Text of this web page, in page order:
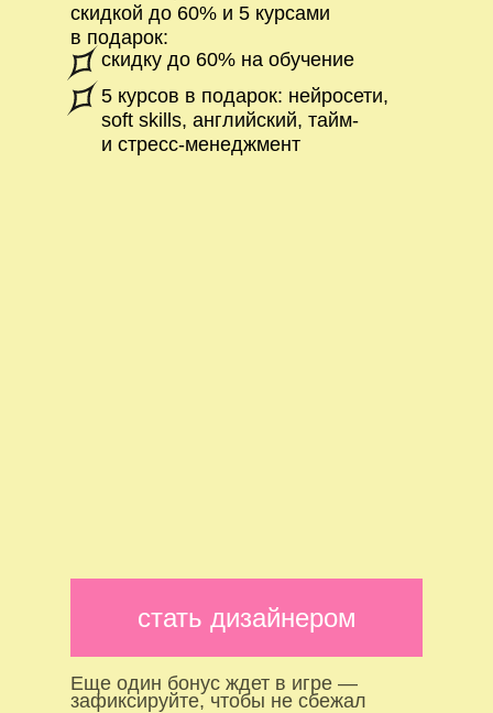
стать дизайнером
скидкой до 60% и 5 курсами
в подарок:
скидку до 60% на обучение
5 курсов в подарок: нейросети,
soft skills, английский, тайм-
и стресс-менеджмент
Еще один бонус ждет в игре —
зафиксируйте, чтобы не сбежал
Чем занимается режиссер монтажа?